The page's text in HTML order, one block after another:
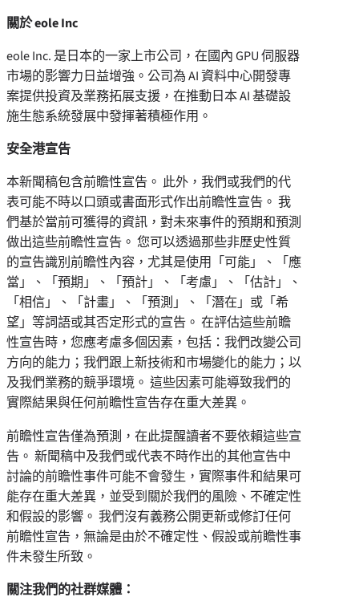
關於eole Inc
eole Inc. 是日本的一家上市公司，在國內 GPU 伺服器
市場的影響力日益增強。公司為 AI 資料中心開發專
案提供投資及業務拓展支援，在推動日本 AI 基礎設
施生態系統發展中發揮著積極作用。
安全港宣告
本新聞稿包含前瞻性宣告。 此外，我們或我們的代
表可能不時以口頭或書面形式作出前瞻性宣告。 我
們基於當前可獲得的資訊，對未來事件的預期和預測
做出這些前瞻性宣告。 您可以透過那些非歷史性質
的宣告識別前瞻性內容，尤其是使用「可能」、「應
當」、「預期」、「預計」、「考慮」、「估計」、
「相信」、「計畫」、「預測」、「潛在」或「希
望」等詞語或其否定形式的宣告。 在評估這些前瞻
性宣告時，您應考慮多個因素，包括：我們改變公司
方向的能力；我們跟上新技術和市場變化的能力；以
及我們業務的競爭環境。 這些因素可能導致我們的
實際結果與任何前瞻性宣告存在重大差異。
前瞻性宣告僅為預測，在此提醒讀者不要依賴這些宣
告。 新聞稿中及我們或代表不時作出的其他宣告中
討論的前瞻性事件可能不會發生，實際事件和結果可
能存在重大差異，並受到關於我們的風險、不確定性
和假設的影響。 我們沒有義務公開更新或修訂任何
前瞻性宣告，無論是由於不確定性、假設或前瞻性事
件未發生所致。
關注我們的社群媒體：